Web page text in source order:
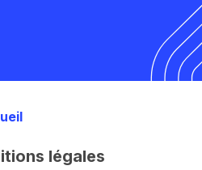
légales